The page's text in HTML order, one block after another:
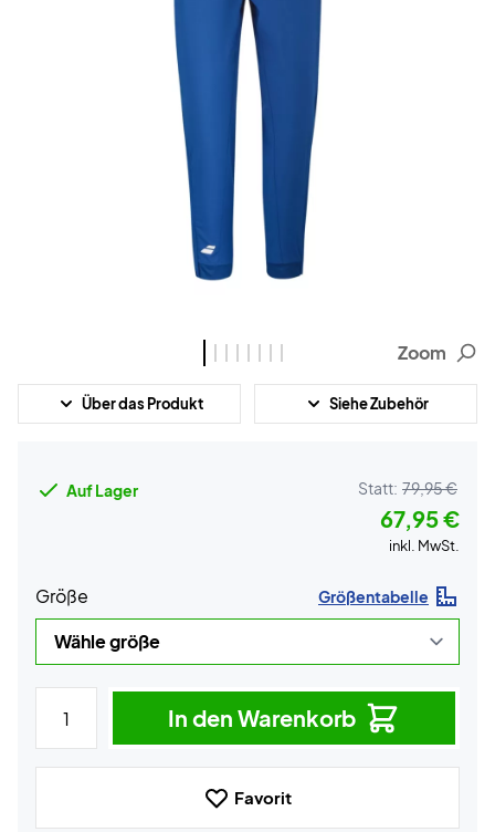
Zoom
Über das Produkt Siehe Zubehör
Auf Lager Statt: 79,95 €
67,95 €
inkl. MwSt.
Größe Größentabelle
In den Warenkorb
Favorit